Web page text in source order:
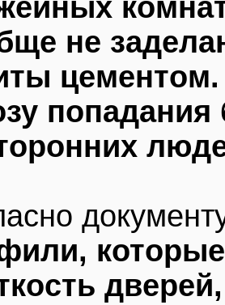
не
цементом.